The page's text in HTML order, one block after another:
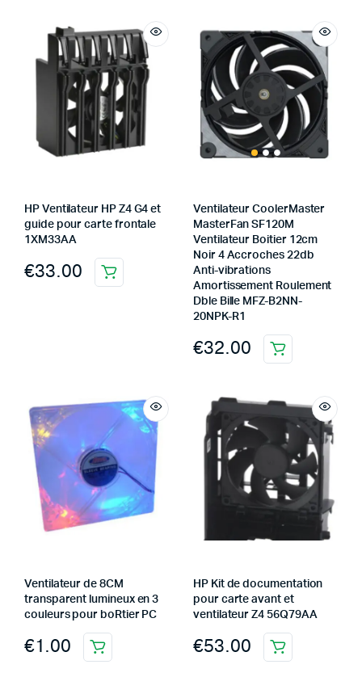
HP Ventilateur HP Z4 G4 et
guide pour carte frontale
1XM33AA
€33.00
Ventilateur CoolerMaster
MasterFan SF120M
Ventilateur Boitier 12cm
Noir 4 Accroches 22db
Anti-vibrations
Amortissement Roulement
Dble Bille MFZ-B2NN-
20NPK-R1
€32.00
Ventilateur de 8CM
transparent lumineux en 3
couleurs pour boRtier PC
€1.00
HP Kit de documentation
pour carte avant et
ventilateur Z4 56Q79AA
€53.00